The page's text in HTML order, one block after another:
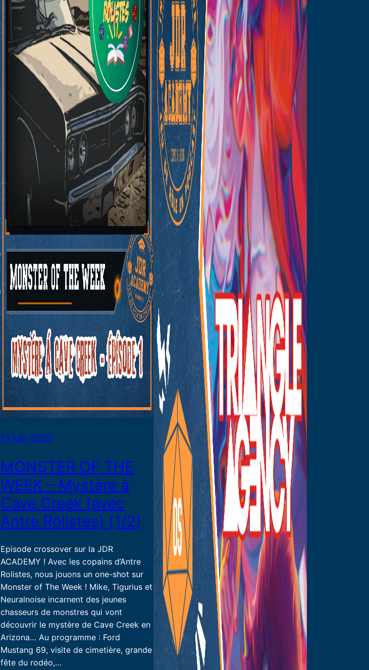
15 juin 2026
MONSTER OF THE
WEEK – Mystère à
Cave Creek (avec
Antre Rôlistes) (1/2)
Episode crossover sur la JDR
ACADEMY ! Avec les copains d’Antre
Rolistes, nous jouons un one-shot sur
Monster of The Week ! Mike, Tigurius et
Neuralnoise incarnent des jeunes
chasseurs de monstres qui vont
découvrir le mystère de Cave Creek en
Arizona… Au programme : Ford
Mustang 69, visite de cimetière, grande
fête du rodéo,…